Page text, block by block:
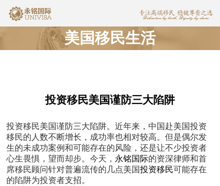
美国移民生活
投资移民美国谨防三大陷阱
投资移民美国谨防三大陷阱。近年来，中国赴美国投资
移民的人数不断增长，成功率也相对较高。但是偶尔发
生的未成功案例和可能存在的风险，还是让不少投资者
心生畏惧，望而却步。今天， 永铭国际的资深律师和首
席移民顾问针对普遍流传的几点美国投资移民可能存在
的陷阱为投资者支招。